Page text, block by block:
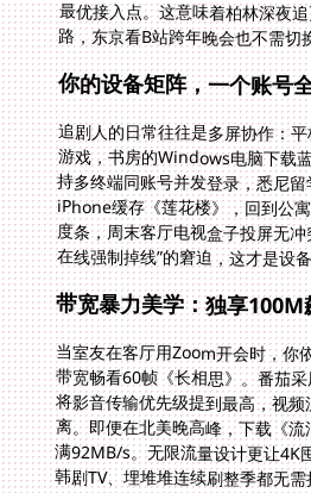
路，东京看B站跨年晚会也不需切
你的设备矩阵，一个账号
追剧人的日常往往是多屏协作：
游戏，书房的Windows电脑下载
持多终端同账号并发登录，
iPhone缓存《莲花楼》，回到公
度条，周末客厅电视盒子投屏无
在线强制掉线”的窘迫，这才是设
带宽暴力美学：独享100M
当室友在客厅用Zoom开会时，你
带宽畅看60帧《长相思》。番茄采
将影音传输优先级提到最高，视频
离。即便在北美晚高峰，下载《流
满92MB/s。无限流量设计更让4K
韩剧TV、埋堆堆连续刷整季都无